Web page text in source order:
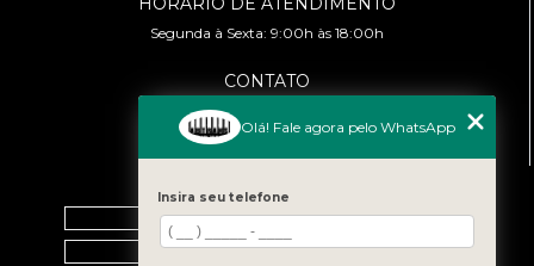
Segunda à Sexta: 9:00h às 18:00h
CONTATO
(11) 99458-7351
cursoabtrans@gmail.com
Home
Empresa
Olá! Fale agora pelo WhatsApp
Insira seu telefone